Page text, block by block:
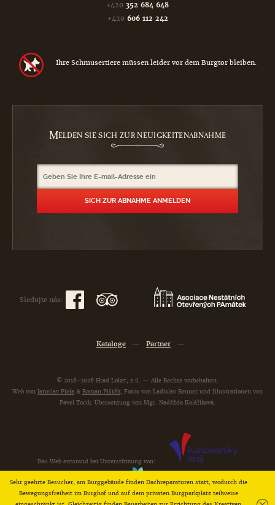
Sehr geehrte Besucher, am Burggebäude finden Dachreparaturen statt, wodurch die
Bewegungsfreiheit im Burghof und auf dem privaten Burgparkplatz teilweise
+420 352 684 648
+420 606 112 242
Ihre Schmusertiere müssen leider vor dem Burgtor bleiben.
MELDEN SIE SICH ZUR NEUIGKEITENABNAHME
Sledujte nás:
Kataloge — Partner —
© 2016-2026 Hrad Loket, z.ú. — Alle Rechte vorbehalten.
Web von Jaroslav Piela & Roman Pištěk, Fotos von Ladislav Renner und Illustrationen von
Pavel Tocik. Übersetzung von Mgr. Naděžda Koláříková.
Das Web entstand bei Unterstützung von: